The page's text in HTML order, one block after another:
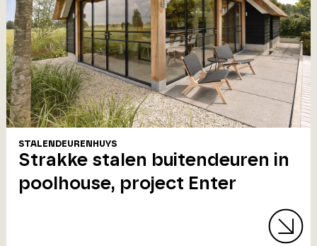
STALENDEURENHUYS
Strakke stalen buitendeuren in
poolhouse, project Enter